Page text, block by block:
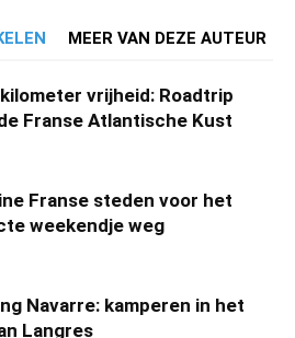
MEER VAN DEZE AUTEUR
vrijheid: Roadtrip
Franse Atlantische Kust
Franse steden voor het
weekendje weg
Navarre: kamperen in het
Langres